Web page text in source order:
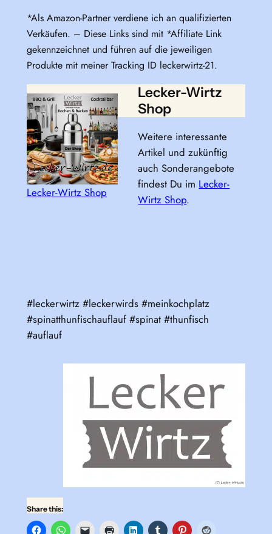
*Als Amazon-Partner verdiene ich an qualifizierten
Verkäufen. – Diese Links sind mit *Affiliate Link
gekennzeichnet und führen auf die jeweiligen
Produkte mit meiner Tracking ID leckerwirtz-21.
Lecker-Wirtz Shop
Lecker-Wirtz
Shop
Weitere interessante
Artikel und zukünftig
auch Sonderangebote
findest Du im Lecker-
Wirtz Shop.
#leckerwirtz #leckerwirds #meinkochplatz
#spinatthunfischauflauf #spinat #thunfisch
#auflauf
Share this: